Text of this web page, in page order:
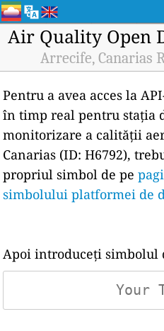
Air Quality Open
Arrecife, Canarias
Pentru a avea acces la
în timp real pentru stația
monitorizare a calității
Canarias (ID: H6792),
propriul simbol de pe
simbolului platformei de
Apoi introduceți simbolul